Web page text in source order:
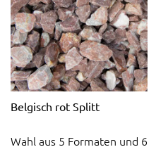
Belgisch rot Splitt
Wahl aus 5 Formaten und 6